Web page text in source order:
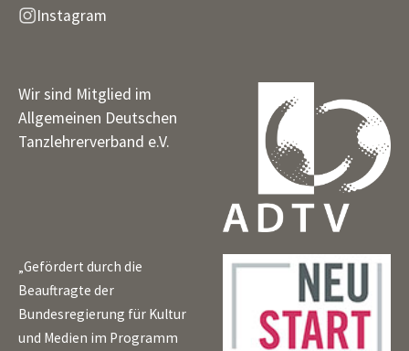
Instagram
Wir sind Mitglied im
Allgemeinen Deutschen
Tanzlehrerverband e.V.
„Gefördert durch die
Beauftragte der
Bundesregierung für Kultur
und Medien im Programm